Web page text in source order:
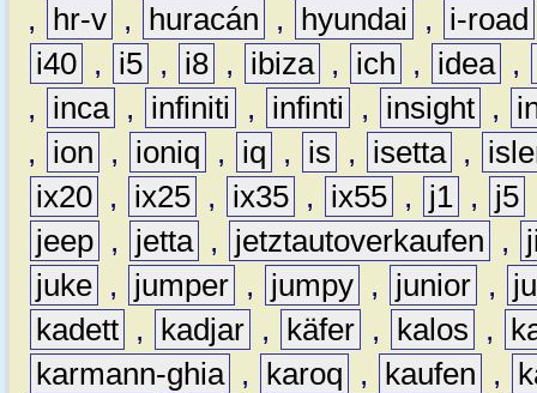
,
hr-v , huracán , hyundai ,
i-road
i40 , i5 , i8 , ibiza , ich , idea ,
,
inca , infiniti , infinti , insight ,
,
ion , ioniq , iq , is , isetta ,
ix20 , ix25 , ix35 , ix55 , j1 , j5
jeep , jetta , jetztautoverkaufen ,
juke , jumper , jumpy , junior ,
kadett , kadjar , käfer , kalos ,
karmann-ghia , karoq , kaufen ,